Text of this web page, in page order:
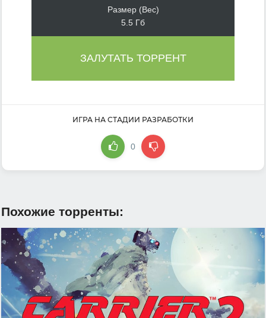
Размер (Вес)
5.5 Гб
ЗАЛУТАТЬ ТОРРЕНТ
ИГРА НА СТАДИИ РАЗРАБОТКИ
0
Похожие торренты: